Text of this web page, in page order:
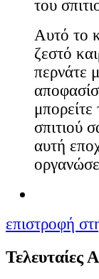
Αυτό το
ζεστό
περνάτε
σπιτιού
αυτή
επιστροφή
Τελευταίες